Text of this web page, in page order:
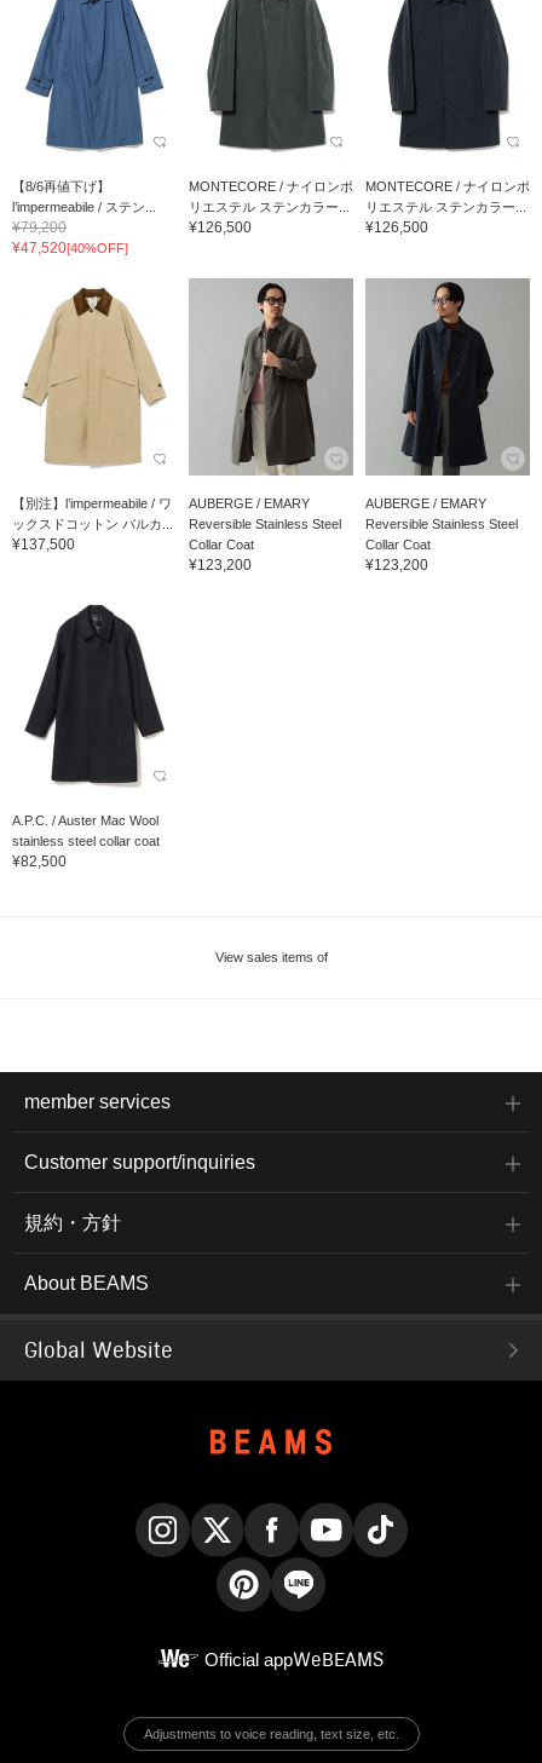
【8/6再値下げ】
l’impermeabile / ステン...
¥79,200
¥47,520[40%OFF]
MONTECORE / ナイロンポ
リエステル ステンカラー...
¥126,500
MONTECORE / ナイロンポ
リエステル ステンカラー...
¥126,500
【別注】l’impermeabile / ワ
ックスドコットン バルカ...
¥137,500
AUBERGE / EMARY
Reversible Stainless Steel
Collar Coat
¥123,200
AUBERGE / EMARY
Reversible Stainless Steel
Collar Coat
¥123,200
A.P.C. / Auster Mac Wool
stainless steel collar coat
¥82,500
View sales items of
member services
Customer support/inquiries
規約・方針
About BEAMS
Global Website
Official appWeBEAMS
Adjustments to voice reading, text size, etc.